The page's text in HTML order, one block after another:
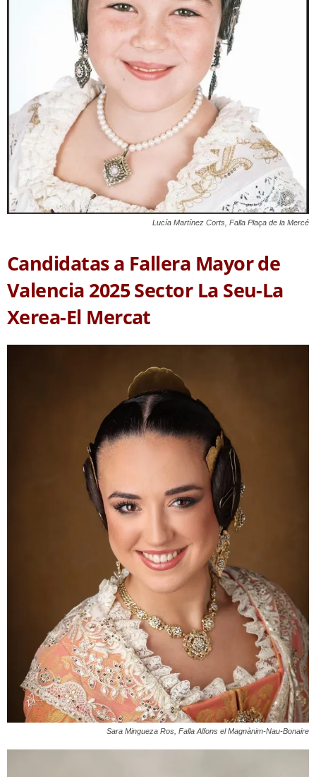
Lucía Martínez Corts, Falla Plaça de la Mercé
Candidatas a Fallera Mayor de
Valencia 2025 Sector La Seu-La
Xerea-El Mercat
Sara Mingueza Ros, Falla Alfons el Magnànim-Nau-Bonaire